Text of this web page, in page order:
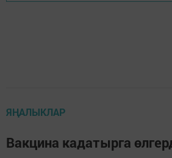
ЯҢАЛЫКЛАР
Вакцина кадатырга